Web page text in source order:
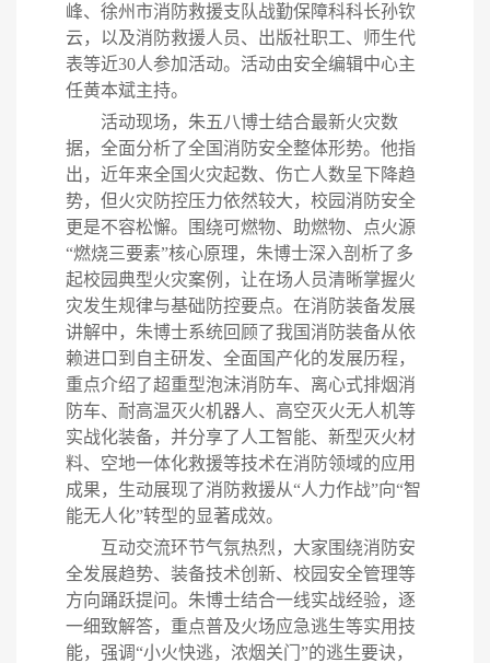
峰、徐州市消防救援支队战勤保障科科长孙钦
云，以及消防救援人员、出版社职工、师生代
表等近30人参加活动。活动由安全编辑中心主
任黄本斌主持。
活动现场，朱五八博士结合最新火灾数
据，全面分析了全国消防安全整体形势。他指
出，近年来全国火灾起数、伤亡人数呈下降趋
势，但火灾防控压力依然较大，校园消防安全
更是不容松懈。围绕可燃物、助燃物、点火源
“燃烧三要素”核心原理，朱博士深入剖析了多
起校园典型火灾案例，让在场人员清晰掌握火
灾发生规律与基础防控要点。在消防装备发展
讲解中，朱博士系统回顾了我国消防装备从依
赖进口到自主研发、全面国产化的发展历程，
重点介绍了超重型泡沫消防车、离心式排烟消
防车、耐高温灭火机器人、高空灭火无人机等
实战化装备，并分享了人工智能、新型灭火材
料、空地一体化救援等技术在消防领域的应用
成果，生动展现了消防救援从“人力作战”向“智
能无人化”转型的显著成效。
互动交流环节气氛热烈，大家围绕消防安
全发展趋势、装备技术创新、校园安全管理等
方向踊跃提问。朱博士结合一线实战经验，逐
一细致解答，重点普及火场应急逃生等实用技
能，强调“小火快逃，浓烟关门”的逃生要诀，